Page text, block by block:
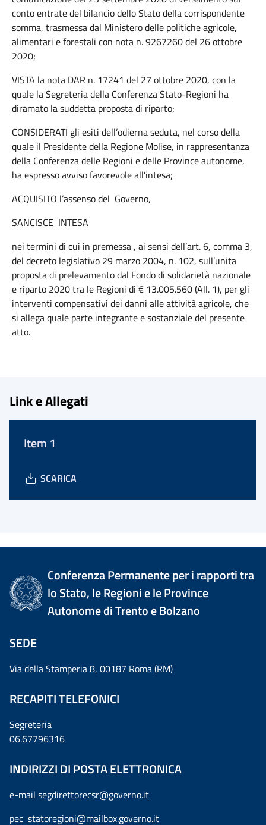
conto entrate del bilancio dello Stato della corrispondente
somma, trasmessa dal Ministero delle politiche agricole,
alimentari e forestali con nota n. 9267260 del 26 ottobre
2020;
VISTA la nota DAR n. 17241 del 27 ottobre 2020, con la
quale la Segreteria della Conferenza Stato-Regioni ha
diramato la suddetta proposta di riparto;
CONSIDERATI gli esiti dell’odierna seduta, nel corso della
quale il Presidente della Regione Molise, in rappresentanza
della Conferenza delle Regioni e delle Province autonome,
ha espresso avviso favorevole all’intesa;
ACQUISITO l’assenso del Governo,
SANCISCE INTESA
nei termini di cui in premessa , ai sensi dell’art. 6, comma 3,
del decreto legislativo 29 marzo 2004, n. 102, sull’unita
proposta di prelevamento dal Fondo di solidarietà nazionale
e riparto 2020 tra le Regioni di € 13.005.560 (All. 1), per gli
interventi compensativi dei danni alle attività agricole, che
si allega quale parte integrante e sostanziale del presente
atto.
Link e Allegati
Item 1
SCARICA
Conferenza Permanente per i rapporti tra
lo Stato, le Regioni e le Province
Autonome di Trento e Bolzano
SEDE
Via della Stamperia 8, 00187 Roma (RM)
RECAPITI TELEFONICI
Segreteria
06.67796316
INDIRIZZI DI POSTA ELETTRONICA
e-mail segdirettorecsr@governo.it
pec statoregioni@mailbox.governo.it